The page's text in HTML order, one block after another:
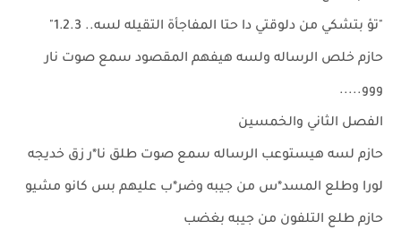
"تؤ بتشكي من دلوقتي دا حتا المفاجأة التقيله لسه.. 1.2.3"
حازم خلص الرساله ولسه هيفهم المقصود سمع صوت نار
ووو.....
الفصل الثاني والخمسين
حازم لسه هيستوعب الرساله سمع صوت طلق نا*ر زق خديجه
لورا وطلع المسد*س من جيبه وضر*ب عليهم بس كانو مشيو
حازم طلع التلفون من جيبه بغضب